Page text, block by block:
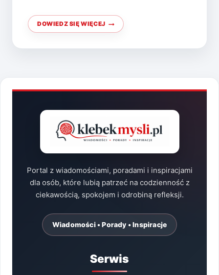
DOWIEDZ SIĘ WIĘCEJ
FEROMONY
–
I
Portal z wiadomościami, poradami i inspiracjami
dla osób, które lubią patrzeć na codzienność z
ciekawością, spokojem i odrobiną refleksji.
Wiadomości • Porady • Inspiracje
Serwis